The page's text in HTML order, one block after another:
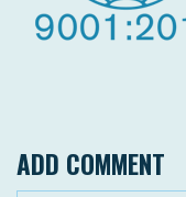
ADD COMMENT